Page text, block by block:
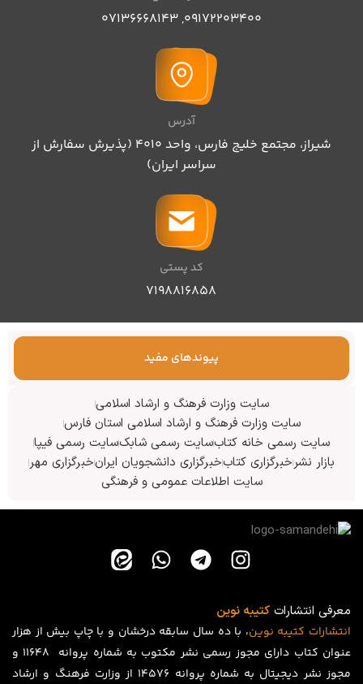
09172203400
,
07136668143
آدرس
شیراز، مجتمع خلیج فارس، واحد ۴۰۱۰ (پذیرش سفارش از
سراسر ایران)
کد پستی
۷۱۹۸۸۱۶۸۵۸
پیوندهای مفید
سایت وزارت فرهنگ و ارشاد اسلامی
سایت وزارت فرهنگ و ارشاد اسلامی استان فارس
سایت رسمی خانه کتابسایت رسمی شابکسایت رسمی فیپا
بازار نشرخبرگزاری کتابخبرگزاری دانشجویان ایرانخبرگزاری مهر
سایت اطلاعات عمومی و فرهنگی
معرفی انتشاراتکتیبه نوین
انتشارات کتیبه نوین، با ده سال سابقه درخشان و با چاپ بیش از هزار
عنوان کتاب دارای مجوز رسمی نشر مکتوب به شماره پروانه ۱۱۶۴۸ و
مجوز نشر دیجیتال به شماره پروانه 14576 از وزارت فرهنگ و ارشاد